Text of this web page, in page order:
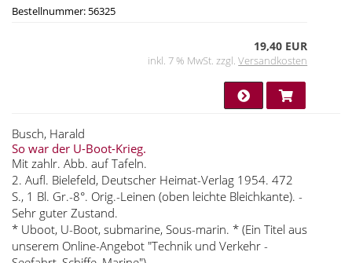
Bestellnummer: 56325
19,40 EUR
inkl. 7 % MwSt. zzgl.Versandkosten
Busch, Harald
So war der U-Boot-Krieg.
Mit zahlr. Abb. auf Tafeln.
2. Aufl. Bielefeld, Deutscher Heimat-Verlag 1954. 472
S., 1 Bl. Gr.-8°. Orig.-Leinen (oben leichte Bleichkante). -
Sehr guter Zustand.
* Uboot, U-Boot, submarine, Sous-marin. * (Ein Titel aus
unserem Online-Angebot "Technik und Verkehr -